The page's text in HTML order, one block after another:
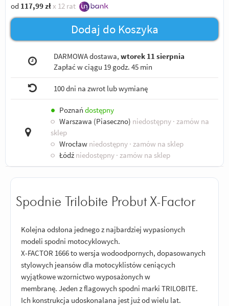
od 117,99 zł x 12 rat
Dodaj do Koszyka
DARMOWA dostawa,wtorek 11 sierpnia
Zapłać w ciągu 19 godz. 45 min
100 dni na zwrot lub wymianę
● Poznań dostępny
○ Warszawa (Piaseczno) niedostępny · zamów na
sklep
○ Wrocław niedostępny · zamów na sklep
○ Łódź niedostępny · zamów na sklep
Spodnie Trilobite Probut X-Factor
Kolejna odsłona jednego z najbardziej wypasionych
modeli spodni motocyklowych.
X-FACTOR 1666 to wersja wodoodpornych, dopasowanych
stylowych jeansów dla motocyklistów ceniących
wyjątkowe wzornictwo wyposażonych w
membranę. Jeden z flagowych spodni marki TRILOBITE.
Ich konstrukcja udoskonalana jest już od wielu lat.